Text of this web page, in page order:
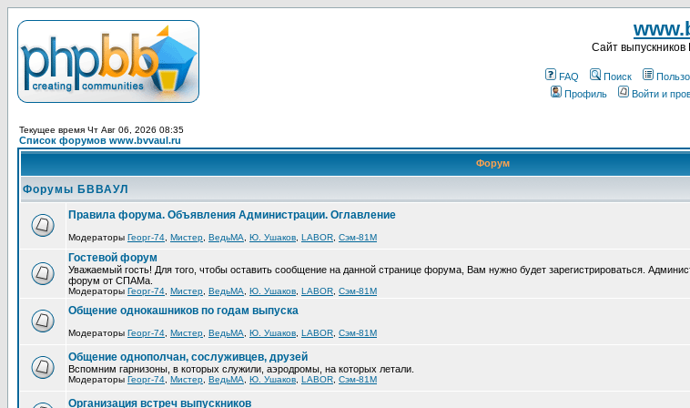
Cайт
FAQ Поиск
Профиль
Войти и
Текущее время Чт Авг 06, 2026 08:35
Список форумов www.bvvaul.ru
Форум
Форумы БВВАУЛ
Правила форума. Объявления Администрации. Оглавление
Модераторы Георг-74 Мистер ВедьМА Ю. Ушаков LABOR Сэм-81М
Гостевой форум
Уважаемый гость! Для того, чтобы оставить сообщение на данной странице форума, Вам нужно будет зарегистрироваться.
форум от СПАМа.
Модераторы Георг-74 Мистер ВедьМА Ю. Ушаков LABOR Сэм-81М
Общение однокашников по годам выпуска
Модераторы Георг-74 Мистер ВедьМА Ю. Ушаков LABOR Сэм-81М
Общение однополчан, сослуживцев, друзей
Вспомним гарнизоны, в которых служили, аэродромы, на которых летали.
Модераторы Георг-74 Мистер ВедьМА Ю. Ушаков LABOR Сэм-81М
Организация встреч выпускников